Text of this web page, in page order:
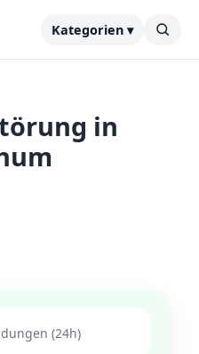
Kategorien ▾
in
(24h)